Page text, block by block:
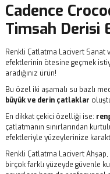
Cadence
Timsah Derisi
Renkli Çatlatma Lacivert
efektlerinin ötesine geçmek
aradığınız ürün!
Bu özel iki aşamalı su bazlı
büyük ve derin çatlaklar
En dikkat çekici özelliği ise:
çatlatmanın sınırlarından
efektleriyle yüzeylerinize
Renkli Çatlatma Lacivert
birçok farklı yüzeyde güvenle